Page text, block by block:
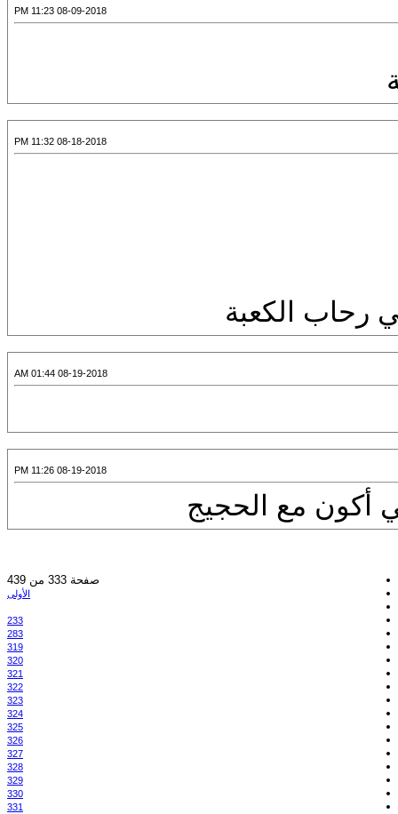
08-09-2018 11:23 PM
08-18-2018 11:32 PM
رحاب الكعبة
08-19-2018 01:44 AM
08-19-2018 11:26 PM
أكون مع الحجيج
صفحة 333 من 439
الأولى
233
283
319
320
321
322
323
324
325
326
327
328
329
330
331